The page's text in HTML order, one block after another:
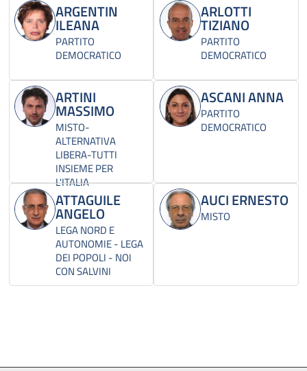
ARGENTIN
ILEANA
PARTITO
DEMOCRATICO
ARLOTTI
TIZIANO
PARTITO
DEMOCRATICO
ARTINI
MASSIMO
MISTO-
ALTERNATIVA
LIBERA-TUTTI
INSIEME PER
L'ITALIA
ASCANI ANNA
PARTITO
DEMOCRATICO
ATTAGUILE
ANGELO
LEGA NORD E
AUTONOMIE - LEGA
DEI POPOLI - NOI
CON SALVINI
AUCI ERNESTO
MISTO